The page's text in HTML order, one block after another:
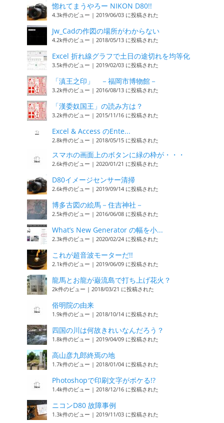
惚れてまうやろー NIKON D80!!
4.3k件のビュー | 2019/06/03 に投稿された
Jw_Cadの作図の場所がわからない
4.2k件のビュー | 2018/05/13 に投稿された
Excel 折れ線グラフで土日の途切れを均等化
3.5k件のビュー | 2019/02/03 に投稿された
「滇王之印」 －福岡市博物館－
3.2k件のビュー | 2016/08/13 に投稿された
「漢委奴国王」の読み方は？
3.2k件のビュー | 2015/11/16 に投稿された
Excel & Access のEnte...
2.8k件のビュー | 2018/05/15 に投稿された
スマホの画面上のボタンに緑の枠が・・・
2.6k件のビュー | 2020/01/21 に投稿された
D80イメージセンサー清掃
2.6k件のビュー | 2019/09/14 に投稿された
博多古図の絵馬－住吉神社－
2.5k件のビュー | 2016/06/08 に投稿された
What’s New Generator の幅を小...
2.3k件のビュー | 2020/02/24 に投稿された
これが超音波モーターだ!!
2.1k件のビュー | 2019/06/09 に投稿された
龍馬とお龍が巌流島で打ち上げ花火？
2k件のビュー | 2018/03/21 に投稿された
俗明院の由来
1.9k件のビュー | 2018/10/14 に投稿された
四国の川は何故きれいなんだろう？
1.8k件のビュー | 2019/04/09 に投稿された
高山彦九郎終焉の地
1.7k件のビュー | 2018/01/04 に投稿された
Photoshopで印刷文字がボケる!?
1.4k件のビュー | 2018/12/16 に投稿された
ニコンD80 故障事例
1.3k件のビュー | 2019/11/03 に投稿された